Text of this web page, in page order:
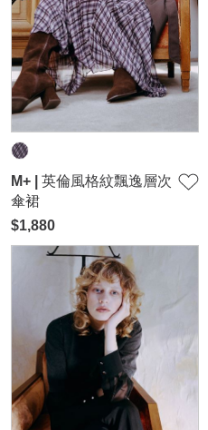
M+ | 英倫風格紋飄逸層次
傘裙
$1,880